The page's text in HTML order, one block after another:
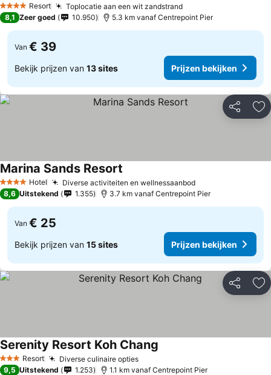
4 SterrenResort Toplocatie aan een wit zandstrandPrijzen bekijken
8,1 Zeer goed 10.950 5.3 km vanaf Centrepoint Pier
Van € 39
Bekijk prijzen van 13 sites Prijzen bekijken
Delen
4 SterrenHotel Diverse activiteiten en wellnessaanbodPrijzen bekijken
Marina Sands Resort
8,6 Uitstekend 1.355 3.7 km vanaf Centrepoint Pier
Van € 25
Bekijk prijzen van 15 sites Prijzen bekijken
Delen
3 SterrenResort Diverse culinaire optiesPrijzen bekijken
Serenity Resort Koh Chang
9,5 Uitstekend 1.253 1.1 km vanaf Centrepoint Pier